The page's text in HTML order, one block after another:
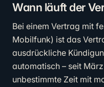
Wann läuft der
Bei einem Vertrag mit
Mobilfunk) ist das
ausdrückliche
automatisch – seit
unbestimmte Zeit mit